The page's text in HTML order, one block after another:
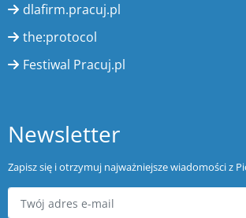
dlafirm.pracuj.pl
the:protocol
Festiwal Pracuj.pl
Newsletter
Zapisz się i otrzymuj najważniejsze wiadomości z